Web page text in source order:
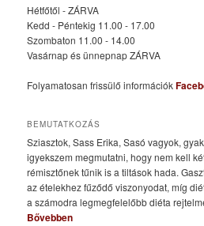
Hétfőtől - ZÁRVA
Kedd - Péntekig 11.00 - 17.00
Szombaton 11.00 - 14.00
Vasárnap és ünnepnap ZÁRVA
Folyamatosan frissülő információk
BEMUTATKOZÁS
Sziasztok, Sass Erika, Sasó vagyok,
igyekszem megmutatni, hogy nem kell
rémisztőnek tűnik is a tiltások hada.
az ételekhez fűződő viszonyodat, míg
a számodra legmegfelelőbb diéta
Bővebben